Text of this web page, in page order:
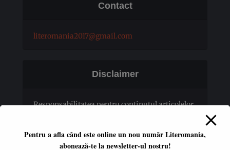
Contact
literomania2017@gmail.com
Disclaimer
Responsabilitatea pentru conţinutul articolelor
Pentru a afla când este online un nou număr Literomania,
abonează-te la newsletter-ul nostru!